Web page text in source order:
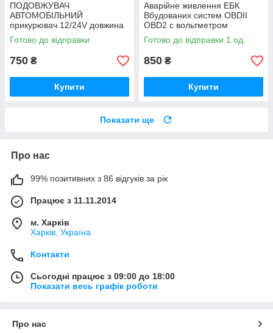
ПОДОВЖУВАЧ
АВТОМОБІЛЬНИЙ
прикурювач 12/24V довжина
3 метра
Готово до відправки
750 ₴
Купити
Аварійне живлення ЕБК
Вбудованих систем OBDII
OBD2 c вольтметром
Готово до відправки 1 од.
850 ₴
Купити
Показати ще
Про нас
99% позитивних з 86 відгуків за рік
Працює з 11.11.2014
м. Харків
Харків, Україна
Контакти
Сьогодні працює з 09:00 до 18:00
Показати весь графік роботи
Про нас